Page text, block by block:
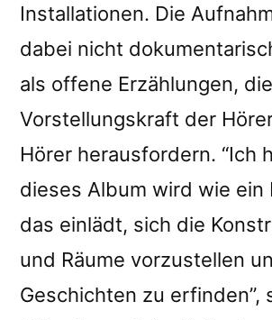
Installationen. Die
dabei nicht
als offene Erzählungen,
Vorstellungskraft der
Hörer herausfordern. “Ich
dieses Album wird wie ein
das einlädt, sich die
und Räume vorzustellen
Geschichten zu erfinden”,